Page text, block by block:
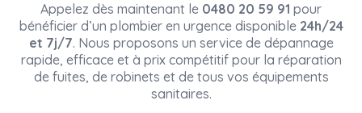
Appelez dès maintenant le 0480 20 59 91 pour
bénéficier d’un plombier en urgence disponible 24h/24
et 7j/7. Nous proposons un service de dépannage
rapide, efficace et à prix compétitif pour la réparation
de fuites, de robinets et de tous vos équipements
sanitaires.